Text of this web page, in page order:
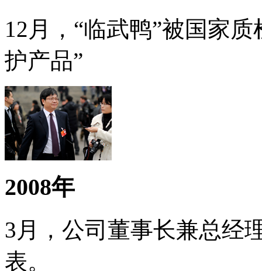
12月，“临武鸭”被国家
护产品”
2008年
3月，公司董事长兼总经
表。